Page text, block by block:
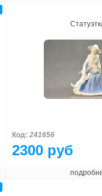
Код: 241656
2300 руб